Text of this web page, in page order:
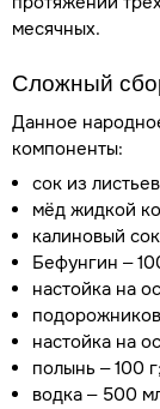
месячных.
Сложный
Данное
компоненты:
сок из
мёд жидкой
калиновый
Бефунгин –
настойка на
настойка на
полынь – 100 г;
водка – 500